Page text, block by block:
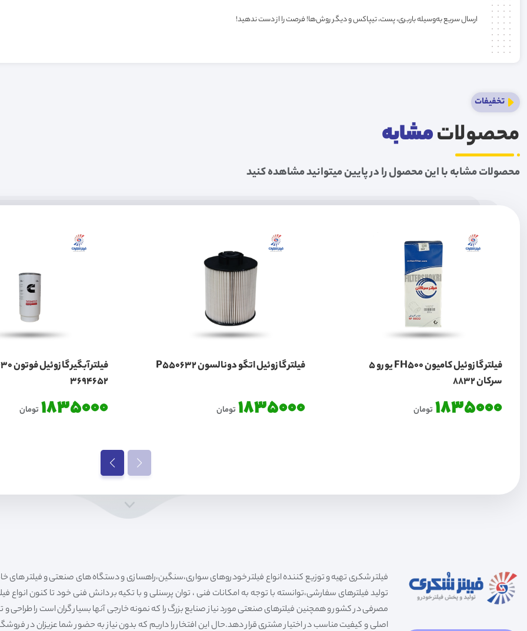
ارسال سریع به‌وسیله باربری، پست، تیپاکس و دیگر روش‌ها! فرصت را از دست ندهید!
تخفیفات
محصولاتمشابه
محصولات مشابه با این محصول را در پایین میتوانید مشاهده کنید
فیلتر گازوئیل کامیون FH500 یورو 5
سرکان 8832
1835000 تومان
فیلتر گازوئیل اتگو دونالسون P550632
1835000 تومان
فیلتر آبگیر
3694652
1835000 تومان
تولید فیلترهای سفارشی،توانسته با توجه به امکانات فنی ، توان پرسنلی و با تکیه بر دانش فنی خود تا کنون انواع
مصرفی در کشور و همچنین فیلترهای صنعتی مورد نیاز صنایع بزرگ را که نمونه خارجی آنها بسیار گران است را طراحی و
اصلی و کیفیت مناسب در اختیار مشتری قرار دهد.حال این افتخار را داریم که بدون نیاز به حضور شما عزیزان در